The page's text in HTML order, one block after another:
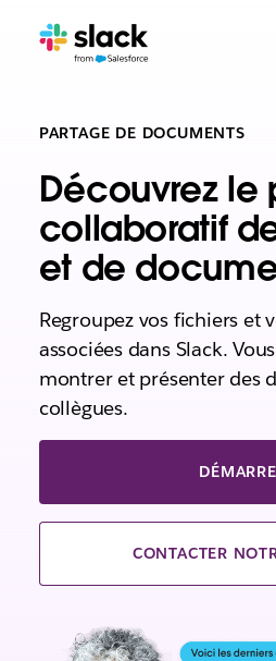
PARTAGE DE DOCUMENTS
Découvrez le
collaboratif
et de
Regroupez vos fichiers et
associées dans Slack.
montrer et présenter des
collègues.
CONTACTER